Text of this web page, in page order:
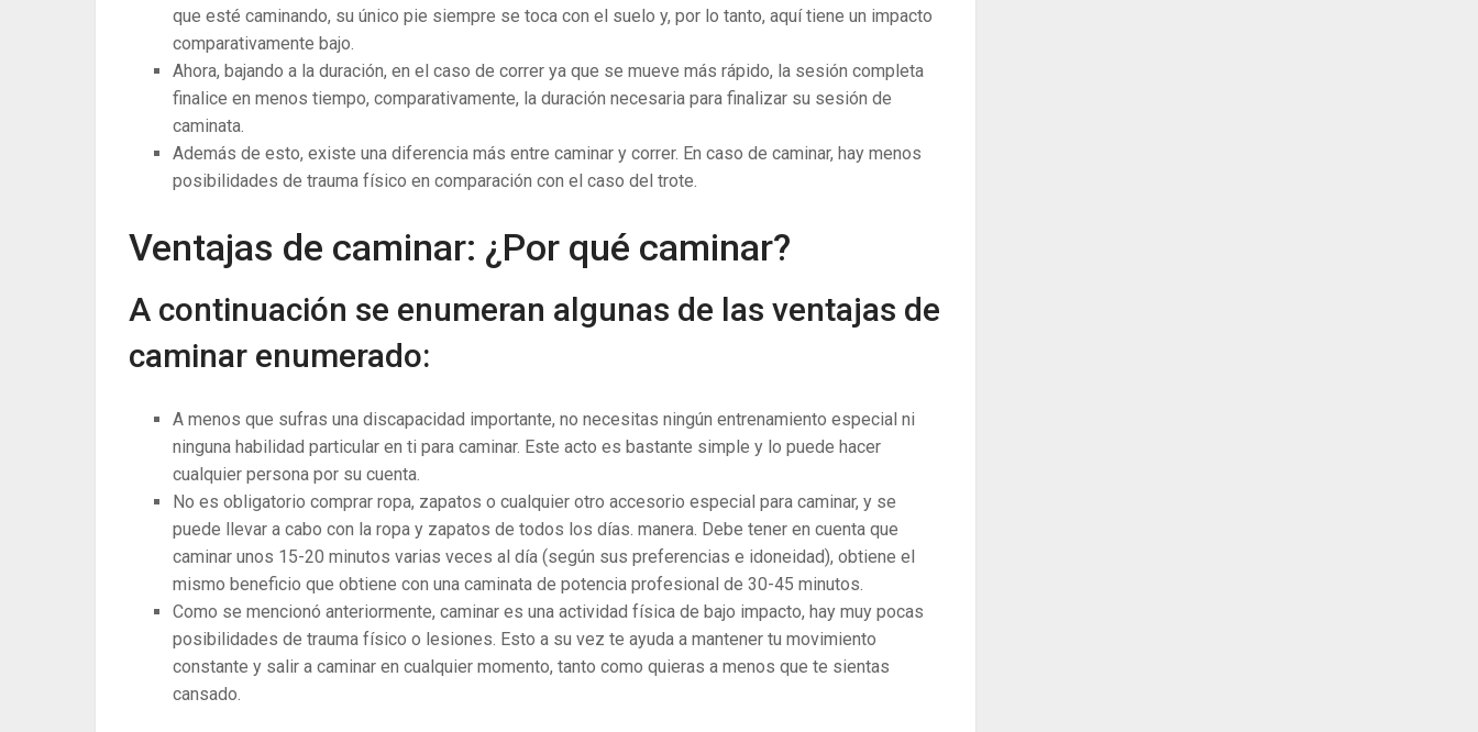
que esté caminando, su único pie siempre se toca con el suelo y, por lo tanto, aquí tiene un impacto
comparativamente bajo.
Ahora, bajando a la duración, en el caso de correr ya que se mueve más rápido, la sesión completa
finalice en menos tiempo, comparativamente, la duración necesaria para finalizar su sesión de
caminata.
Además de esto, existe una diferencia más entre caminar y correr. En caso de caminar, hay menos
posibilidades de trauma físico en comparación con el caso del trote.
Ventajas de caminar: ¿Por qué caminar?
A continuación se enumeran algunas de las ventajas de
caminar enumerado:
A menos que sufras una discapacidad importante, no necesitas ningún entrenamiento especial ni
ninguna habilidad particular en ti para caminar. Este acto es bastante simple y lo puede hacer
cualquier persona por su cuenta.
No es obligatorio comprar ropa, zapatos o cualquier otro accesorio especial para caminar, y se
puede llevar a cabo con la ropa y zapatos de todos los días. manera. Debe tener en cuenta que
caminar unos 15-20 minutos varias veces al día (según sus preferencias e idoneidad), obtiene el
mismo beneficio que obtiene con una caminata de potencia profesional de 30-45 minutos.
Como se mencionó anteriormente, caminar es una actividad física de bajo impacto, hay muy pocas
posibilidades de trauma físico o lesiones. Esto a su vez te ayuda a mantener tu movimiento
constante y salir a caminar en cualquier momento, tanto como quieras a menos que te sientas
cansado.